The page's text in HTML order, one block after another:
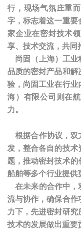
行，现场气氛庄重
字，标志着这一重要
家企业在密封技术
享、技术交流，共同
尚固（上海）工业
品质的密封产品和
验，尚固工业在行业
海）有限公司则在
力。
根据合作协议，双
发，整合各自的技
题，推动密封技术的
船舶等多个行业提供
在未来的合作中，
流与协作，确保合作
力下，先进密封研
技术的发展做出重要